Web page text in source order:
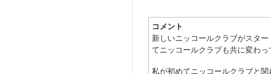
コメント
新しいニッコールクラブがスタ
てニッコールクラブも共に変わっ
私が初めてニッコールクラブと